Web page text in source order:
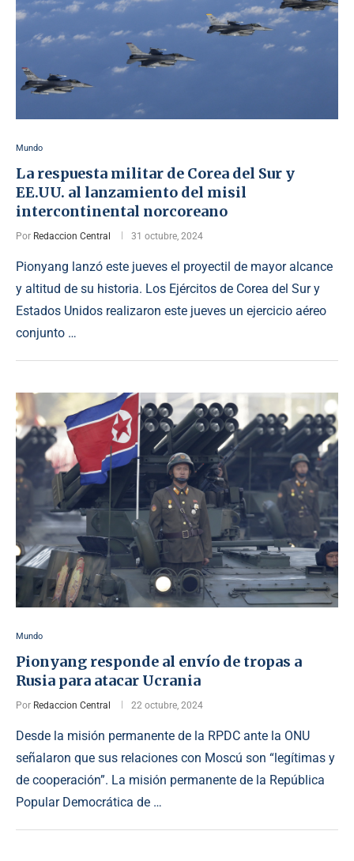
Mundo
La respuesta militar de Corea del Sur y
EE.UU. al lanzamiento del misil
intercontinental norcoreano
Por Redaccion Central 31 octubre, 2024
Pionyang lanzó este jueves el proyectil de mayor alcance
y altitud de su historia. Los Ejércitos de Corea del Sur y
Estados Unidos realizaron este jueves un ejercicio aéreo
conjunto …
Mundo
Pionyang responde al envío de tropas a
Rusia para atacar Ucrania
Por Redaccion Central 22 octubre, 2024
Desde la misión permanente de la RPDC ante la ONU
señalaron que sus relaciones con Moscú son “legítimas y
de cooperación”. La misión permanente de la República
Popular Democrática de …